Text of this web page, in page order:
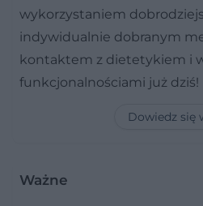
wykorzystaniem
indywidualnie dobranym
kontaktem z dietetykiem i
funkcjonalnościami już dziś!
Dowiedz się
Ważne